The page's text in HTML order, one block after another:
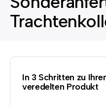
In 3 Schritten zu
veredelten Produkt